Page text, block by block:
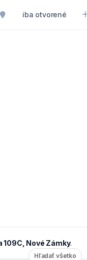
iba otvorené
109C, Nové Zámky.
Hľadať všetko